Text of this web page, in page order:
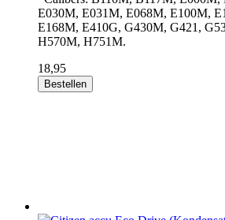
E030M, E031M, E068M, E100M,
E168M, E410G, G430M, G421,
H570M, H751M.
18,95
Bestellen